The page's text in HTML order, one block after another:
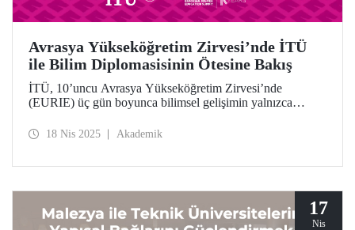
Avrasya Yükseköğretim Zirvesi’nde İTÜ
ile Bilim Diplomasisinin Ötesine Bakış
İTÜ, 10’uncu Avrasya Yükseköğretim Zirvesi’nde
(EURIE) üç gün boyunca bilimsel gelişimin yalnızca
birlikte düşünmekle ve ortak vizyonlarla hareket etmekle
18 Nis 2025 Akademik
17
Nis